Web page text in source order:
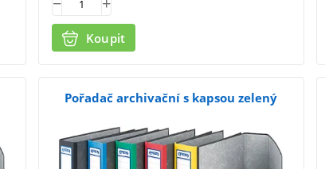
Koupit
Pořadač archivační s kapsou zelený